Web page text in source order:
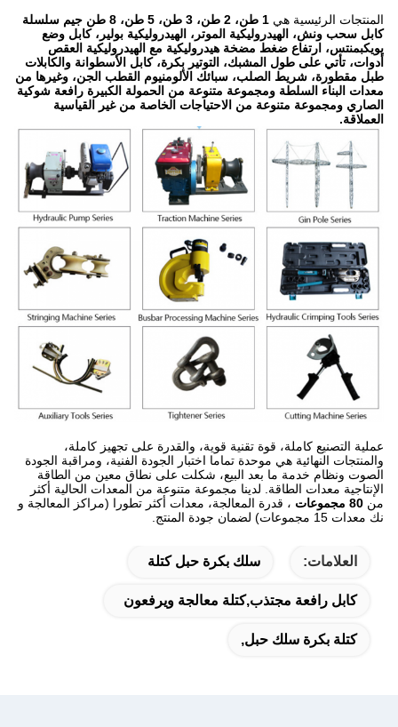
المنتجات الرئيسية هي
1 طن، 2 طن، 3 طن، 5 طن، 8 طن جيم سلسلة
كابل سحب ونش، الهيدروليكية الموتر، الهيدروليكية بولير، كابل وضع
يويكبمنتس، ارتفاع ضغط مضخة هيدروليكية مع الهيدروليكية العقص
أدوات، تأتي على طول المشبك، التوتير بكرة، كابل الأسطوانة والكابلات
طبل مقطورة، شريط الصلب، سبائك الألومنيوم القطب الجن، وغيرها من
معدات البناء السلطة ومجموعة متنوعة من الحمولة الكبيرة رافعة شوكية
الصاري ومجموعة متنوعة من الاحتياجات الخاصة من غير القياسية
العملاقة.
عملية التصنيع كاملة، قوة تقنية قوية، والقدرة على تجهيز كاملة،
والمنتجات النهائية هي موحدة تماما اختبار الجودة الفنية، ومراقبة الجودة
الصوت ونظام خدمة ما بعد البيع، شكلت على نطاق معين من الطاقة
الإنتاجية معدات الطاقة.
لدينا مجموعة متنوعة من المعدات الحالية أكثر
من80 مجموعات
، قدرة المعالجة، معدات أكثر تطورا (مراكز المعالجة و
نك معدات 15 مجموعات) لضمان جودة المنتج.
العلامات: سلك بكرة حبل كتلة
كابل رافعة مجتذب,كتلة معالجة ويرفعون
كتلة بكرة سلك حبل,